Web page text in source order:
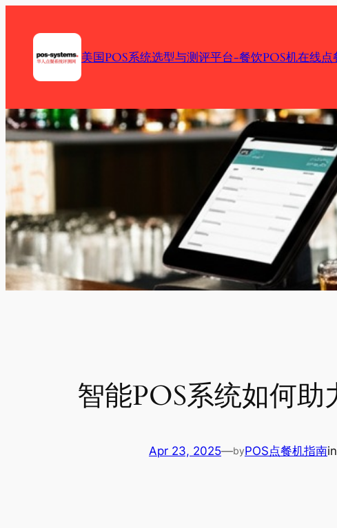
content
美国POS系统选型与测评平台-餐饮POS机在线
智能POS系统如何
Apr 23, 2025—byPOS点餐机指南in